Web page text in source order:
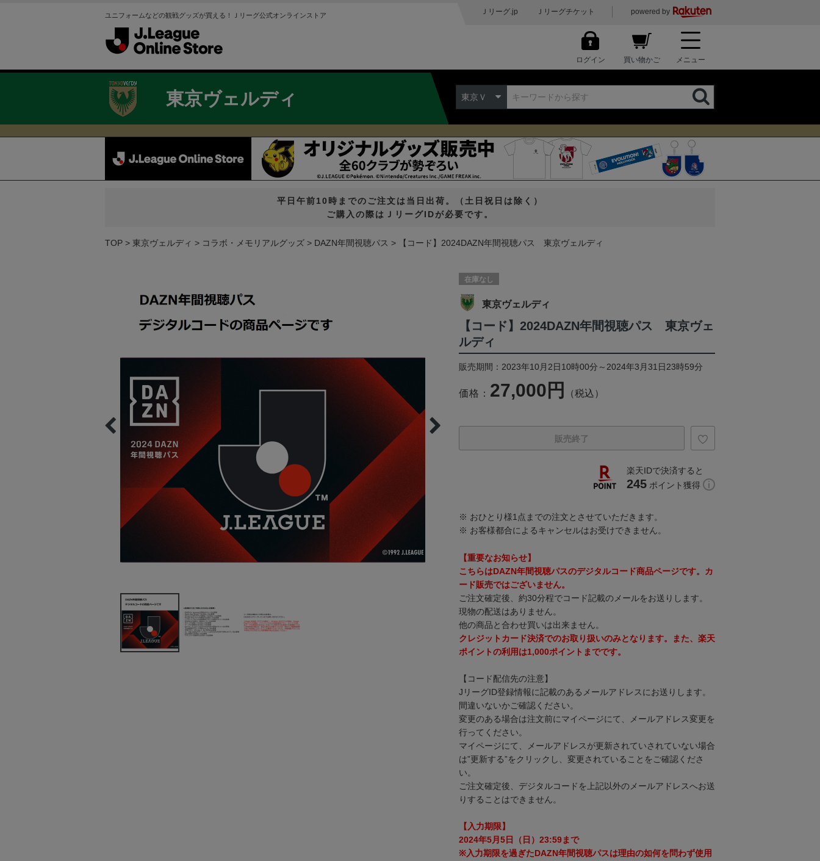
ユニフォームなどの観戦グッズが買える！Ｊリーグ公式オンラインストア Ｊリーグ.jp Ｊリーグチケット powered by
ログイン 買い物かご メニュー
東京ヴェルディ 東京Ｖ
平日午前10時までのご注文は当日出荷。（土日祝日は除く）
ご購入の際はＪリーグIDが必要です。
TOP 東京ヴェルディ コラボ・メモリアルグッズ DAZN年間視聴パス 【コード】2024DAZN年間視聴パス 東京ヴェルディ
在庫なし
東京ヴェルディ
【コード】2024DAZN年間視聴パス 東京ヴェ
ルディ
販売期間：2023年10月2日10時00分～2024年3月31日23時59分
価格： 27,000円 （税込）
販売終了
楽天IDで決済すると
245 ポイント獲得
※ おひとり様1点までの注文とさせていただきます。
※ お客様都合によるキャンセルはお受けできません。
【重要なお知らせ】
こちらはDAZN年間視聴パスのデジタルコード商品ページです。カ
ード販売ではございません。
ご注文確定後、約30分程でコード記載のメールをお送りします。
現物の配送はありません。
他の商品と合わせ買いは出来ません。
クレジットカード決済でのお取り扱いのみとなります。また、楽天
ポイントの利用は1,000ポイントまでです。
【コード配信先の注意】
JリーグID登録情報に記載のあるメールアドレスにお送りします。
間違いないかご確認ください。
変更のある場合は注文前にマイページにて、メールアドレス変更を
行ってください。
マイページにて、メールアドレスが更新されていされていない場合
は”更新する”をクリックし、変更されていることをご確認くださ
い。
ご注文確定後、デジタルコードを上記以外のメールアドレスへお送
りすることはできません。
【入力期限】
2024年5月5日（日）23:59まで
※入力期限を過ぎたDAZN年間視聴パスは理由の如何を問わず使用